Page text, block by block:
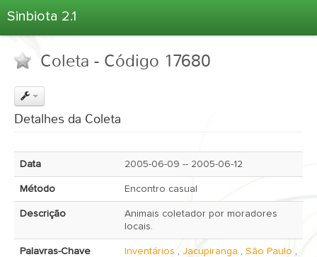
Sinbiota 2.1
Informações Ambientais
Coletas
Atlas 2.1
Estatísticas
Login
Coleta - Código 17680
Detalhes da Coleta
Data 2005-06-09 -- 2005-06-12
Método Encontro casual
Descrição
Animais coletador por moradores
locais.
Palavras-Chave Inventários , Jacupiranga , São Paulo ,